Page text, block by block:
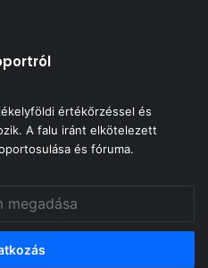
értékőrzéssel és
A falu iránt elkötelezett
és fóruma.